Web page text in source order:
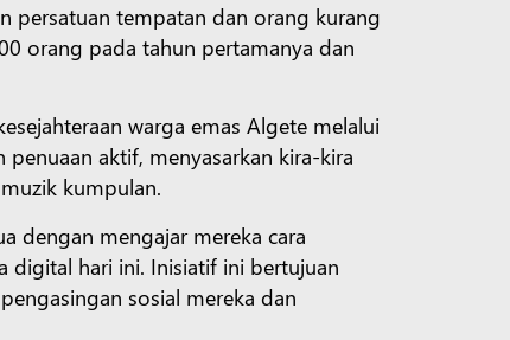
persatuan tempatan dan orang kurang
orang pada tahun pertamanya dan
warga emas Algete melalui
aktif, menyasarkan kira-kira
kumpulan.
dengan mengajar mereka cara
digital hari ini. Inisiatif ini bertujuan
sosial mereka dan